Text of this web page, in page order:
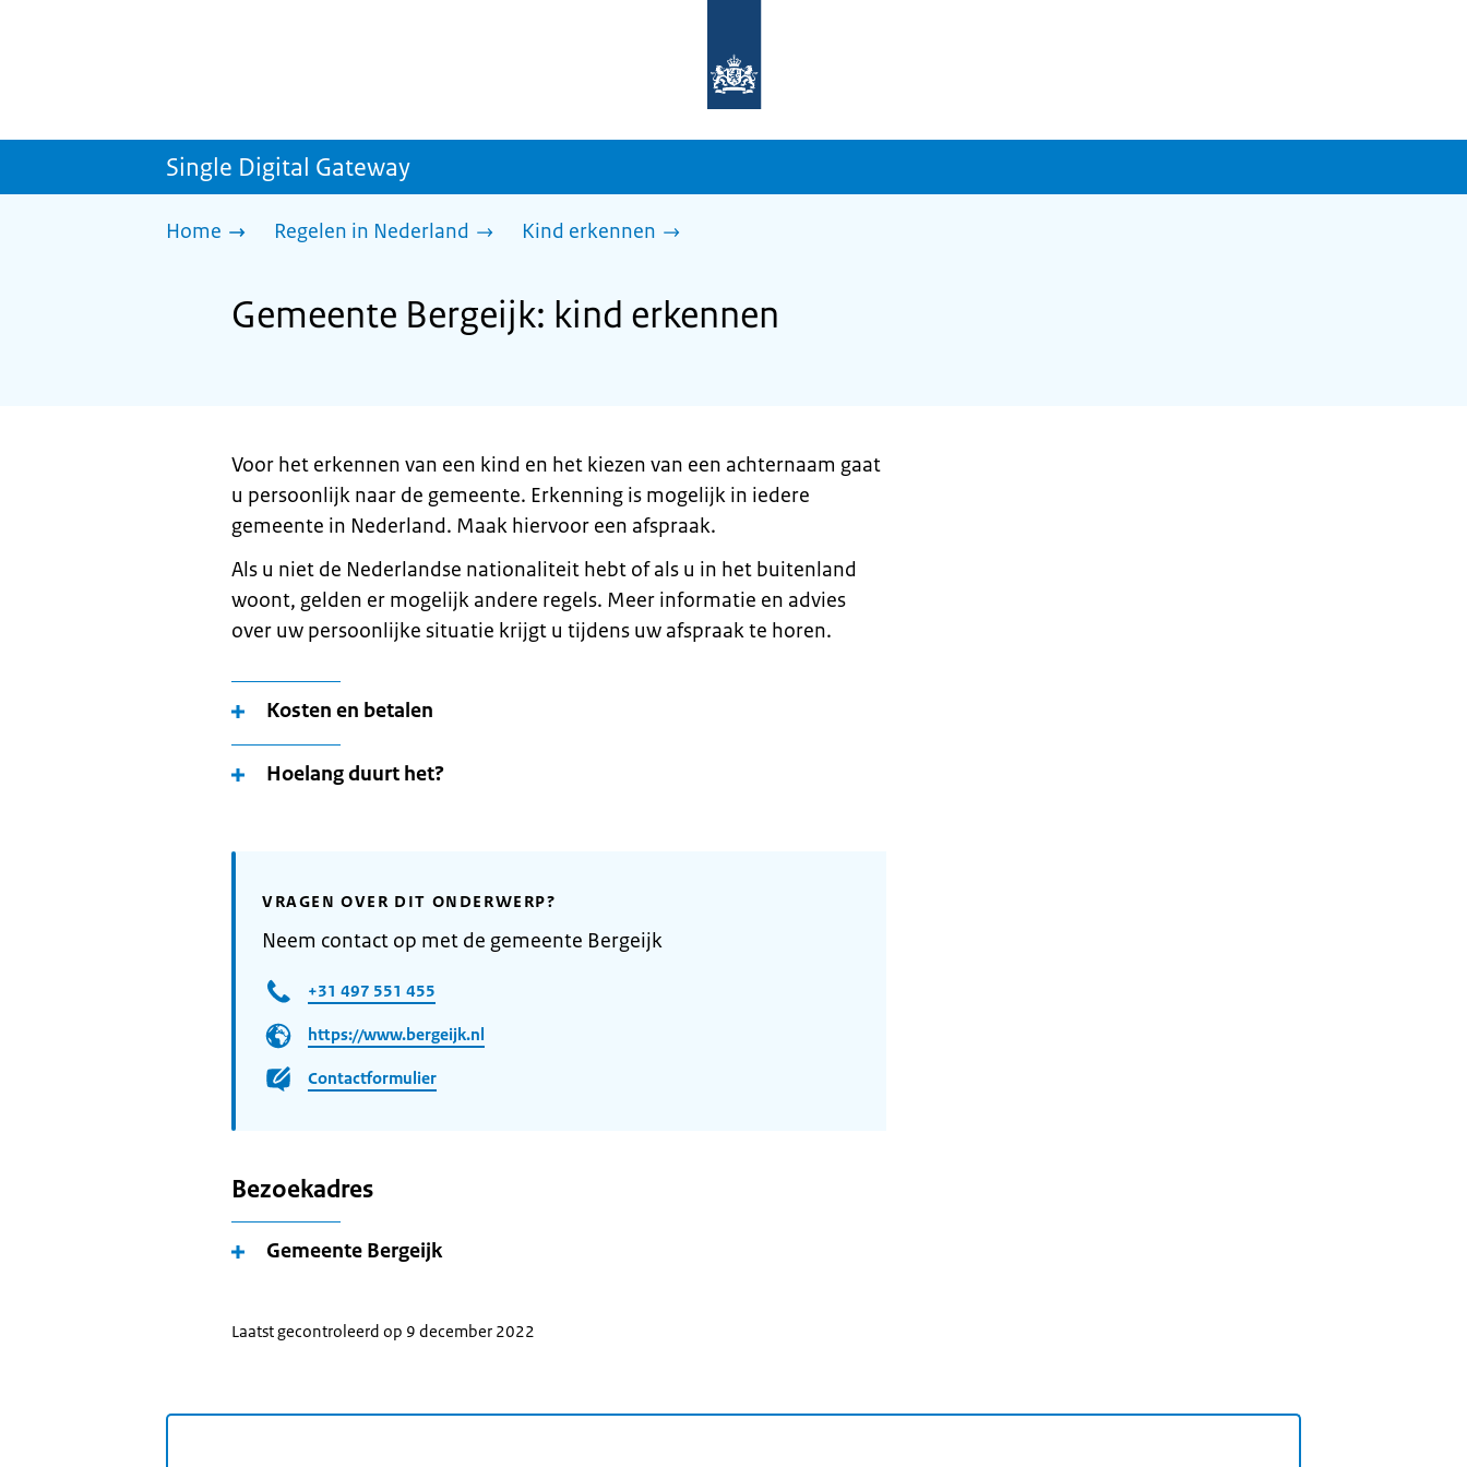
homepage
sdg.rijksoverheid.nl
Single Digital Gateway
Home Regelen in Nederland Kind erkennen
Gemeente Bergeijk: kind erkennen
Voor het erkennen van een kind en het kiezen van een achternaam gaat
u persoonlijk naar de gemeente. Erkenning is mogelijk in iedere
gemeente in Nederland. Maak hiervoor een afspraak.
Als u niet de Nederlandse nationaliteit hebt of als u in het buitenland
woont, gelden er mogelijk andere regels. Meer informatie en advies
over uw persoonlijke situatie krijgt u tijdens uw afspraak te horen.
Kosten en betalen
Hoelang duurt het?
VRAGEN OVER DIT ONDERWERP?
Neem contact op met de gemeente Bergeijk
+31 497 551 455
https://www.bergeijk.nl
Contactformulier
Bezoekadres
Gemeente Bergeijk
Laatst gecontroleerd op 9 december 2022